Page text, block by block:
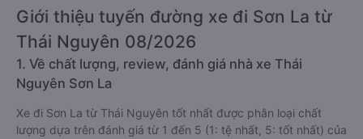
Giới thiệu tuyến đường xe đi Sơn La từ
Thái Nguyên 08/2026
1. Về chất lượng, review, đánh giá nhà xe Thái
Nguyên Sơn La
Xe đi Sơn La từ Thái Nguyên tốt nhất được phân loại chất
lượng dựa trên đánh giá từ 1 đến 5 (1: tệ nhất, 5: tốt nhất) của